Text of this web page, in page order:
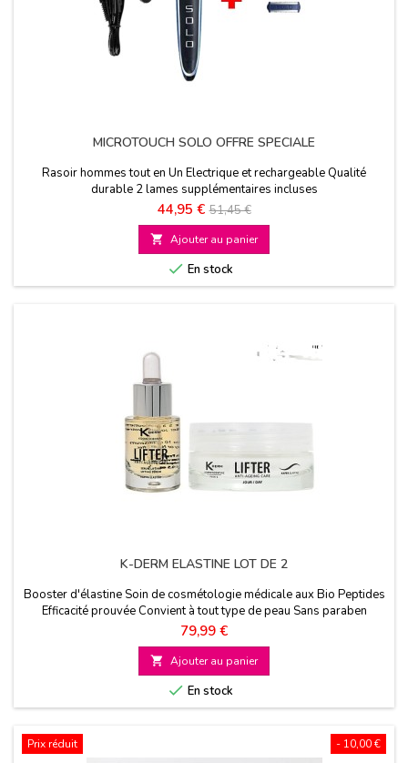
MICROTOUCH SOLO OFFRE SPECIALE
Rasoir hommes tout en Un Electrique et rechargeable Qualité
durable 2 lames supplémentaires incluses
Prix
44,95 € Prix
de
base
51,45 €
 Ajouter au panier
 En stock
K-DERM ELASTINE LOT DE 2
Booster d'élastine Soin de cosmétologie médicale aux Bio Peptides
Efficacité prouvée Convient à tout type de peau Sans paraben
Prix
79,99 €
 Ajouter au panier
 En stock
- 10,00 €
Prix réduit